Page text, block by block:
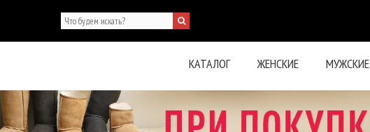
КАТАЛОГ ЖЕНСКИЕ МУЖСКИЕ